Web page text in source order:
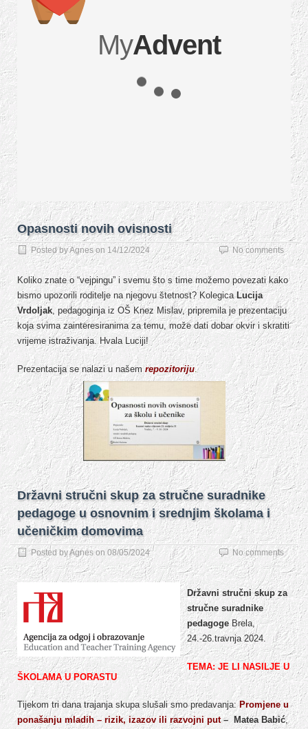
Opasnosti novih ovisnosti
Posted byAgneson 14/12/2024 No comments
Koliko znate o “vejpingu” i svemu što s time možemo povezati kako
bismo upozorili roditelje na njegovu štetnost? KolegicaLucija
Vrdoljak , pedagoginja iz OŠ Knez Mislav, pripremila je prezentaciju
koja svima zainteresiranima za temu, može dati dobar okvir i skratiti
vrijeme istraživanja. Hvala Luciji!
Prezentacija se nalazi u našemrepozitoriju.
Državni stručni skup za stručne suradnike
pedagoge u osnovnim i srednjim školama i
učeničkim domovima
Posted byAgneson 08/05/2024 No comments
Državni stručni skup za
stručne suradnike
pedagoge Brela,
24.-26.travnja 2024.
TEMA: JE LI NASILJE U
ŠKOLAMA U PORASTU
Tijekom tri dana trajanja skupa slušali smo predavanja: Promjene u
ponašanju mladih – rizik, izazov ili razvojni put – Matea Babić,